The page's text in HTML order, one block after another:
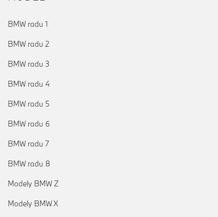
BMW radu 1
BMW radu 2
BMW radu 3
BMW radu 4
BMW radu 5
BMW radu 6
BMW radu 7
BMW radu 8
Modely BMW Z
Modely BMW X